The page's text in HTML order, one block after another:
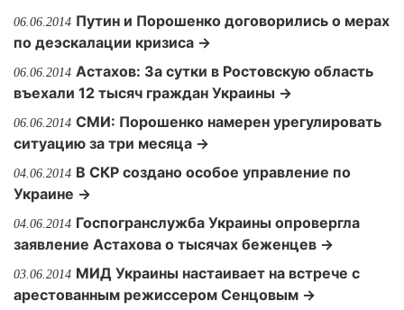
06.06.2014 Путин и Порошенко договорились о мерах
по деэскалации кризиса →
06.06.2014 Астахов: За сутки в Ростовскую область
въехали 12 тысяч граждан Украины →
06.06.2014 СМИ: Порошенко намерен урегулировать
ситуацию за три месяца →
04.06.2014 В СКР создано особое управление по
Украине →
04.06.2014 Госпогранслужба Украины опровергла
заявление Астахова о тысячах беженцев →
03.06.2014 МИД Украины настаивает на встрече с
арестованным режиссером Сенцовым →